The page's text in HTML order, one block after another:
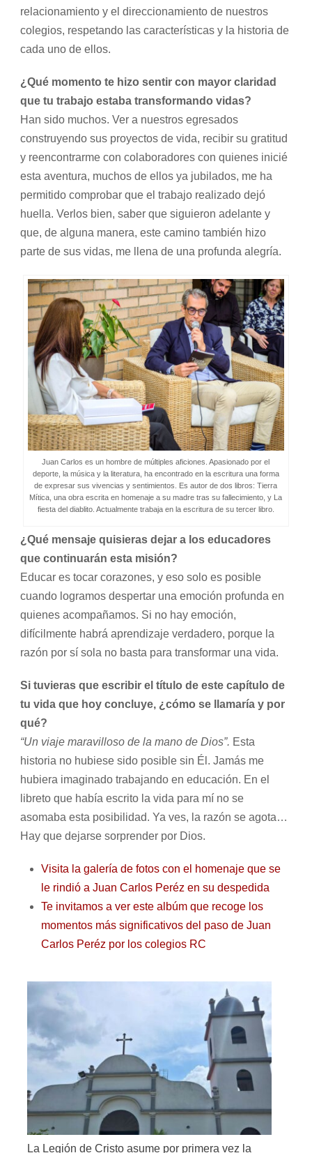
relacionamiento y el direccionamiento de nuestros
colegios, respetando las características y la historia de
cada uno de ellos.
¿Qué momento te hizo sentir con mayor claridad
que tu trabajo estaba transformando vidas?
Han sido muchos. Ver a nuestros egresados
construyendo sus proyectos de vida, recibir su gratitud
y reencontrarme con colaboradores con quienes inicié
esta aventura, muchos de ellos ya jubilados, me ha
permitido comprobar que el trabajo realizado dejó
huella. Verlos bien, saber que siguieron adelante y
que, de alguna manera, este camino también hizo
parte de sus vidas, me llena de una profunda alegría.
Juan Carlos es un hombre de múltiples aficiones. Apasionado por el
deporte, la música y la literatura, ha encontrado en la escritura una forma
de expresar sus vivencias y sentimientos. Es autor de dos libros: Tierra
Mítica, una obra escrita en homenaje a su madre tras su fallecimiento, y La
fiesta del diablito. Actualmente trabaja en la escritura de su tercer libro.
¿Qué mensaje quisieras dejar a los educadores
que continuarán esta misión?
Educar es tocar corazones, y eso solo es posible
cuando logramos despertar una emoción profunda en
quienes acompañamos. Si no hay emoción,
difícilmente habrá aprendizaje verdadero, porque la
razón por sí sola no basta para transformar una vida.
Si tuvieras que escribir el título de este capítulo de
tu vida que hoy concluye, ¿cómo se llamaría y por
qué?
“Un viaje maravilloso de la mano de Dios”. Esta
historia no hubiese sido posible sin Él. Jamás me
hubiera imaginado trabajando en educación. En el
libreto que había escrito la vida para mí no se
asomaba esta posibilidad. Ya ves, la razón se agota…
Hay que dejarse sorprender por Dios.
Visita la galería de fotos con el homenaje que se
le rindió a Juan Carlos Peréz en su despedida
Te invitamos a ver este albúm que recoge los
momentos más significativos del paso de Juan
Carlos Peréz por los colegios RC
La Legión de Cristo asume por primera vez la